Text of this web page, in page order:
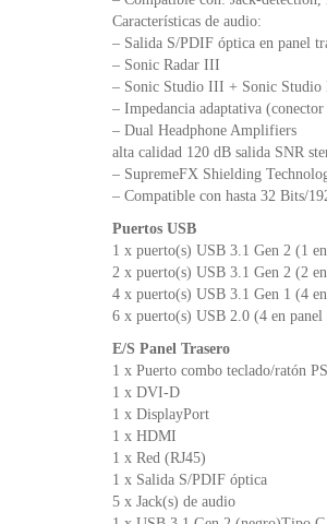
Características de audio:
– Salida S/PDIF óptica en panel
– Sonic Radar III
– Sonic Studio III + Sonic
– Impedancia adaptativa
– Dual Headphone Amplifiers
alta calidad 120 dB salida SNR
– SupremeFX Shielding
– Compatible con hasta 32 Bits/
Puertos USB
1 x puerto(s) USB 3.1 Gen 2 (1
2 x puerto(s) USB 3.1 Gen 2 (2
4 x puerto(s) USB 3.1 Gen 1 (4
6 x puerto(s) USB 2.0 (4 en
E/S Panel Trasero
1 x Puerto combo teclado/ratón
1 x DVI-D
1 x DisplayPort
1 x HDMI
1 x Red (RJ45)
1 x Salida S/PDIF óptica
5 x Jack(s) de audio